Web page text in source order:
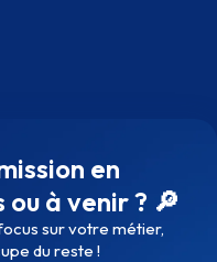
en
ou à venir ? 🔎
sur votre métier,
du reste !